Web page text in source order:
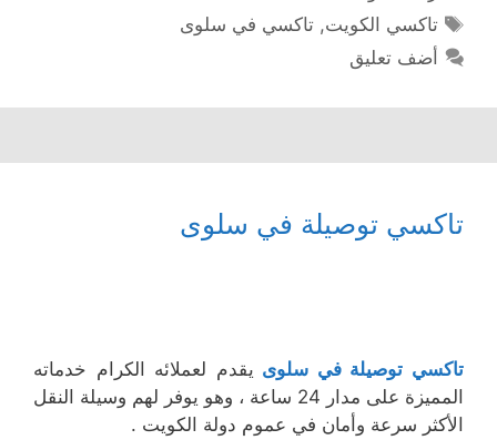
الوسوم
تاكسي الكويت,تاكسي في سلوى
أضف تعليق
تاكسي توصيلة في سلوى
تاكسي توصيلة في سلوى يقدم لعملائه الكرام خدماته
المميزة على مدار 24 ساعة ، وهو يوفر لهم وسيلة النقل
الأكثر سرعة وأمان في عموم دولة الكويت .